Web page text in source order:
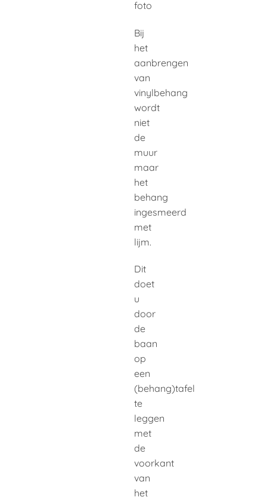
foto
Bij
het
aanbrengen
van
vinylbehang
wordt
niet
de
muur
maar
het
behang
ingesmeerd
met
lijm.
Dit
doet
u
door
de
baan
op
een
(behang)tafel
te
leggen
met
de
voorkant
van
het